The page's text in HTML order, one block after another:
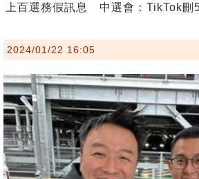
上百選務假訊息 中選會：TikTok刪
2024/01/22 16:05